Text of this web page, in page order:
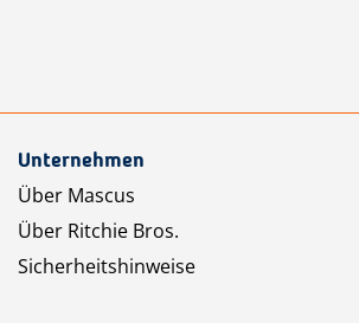
Unternehmen
Über Mascus
Über Ritchie Bros.
Sicherheitshinweise